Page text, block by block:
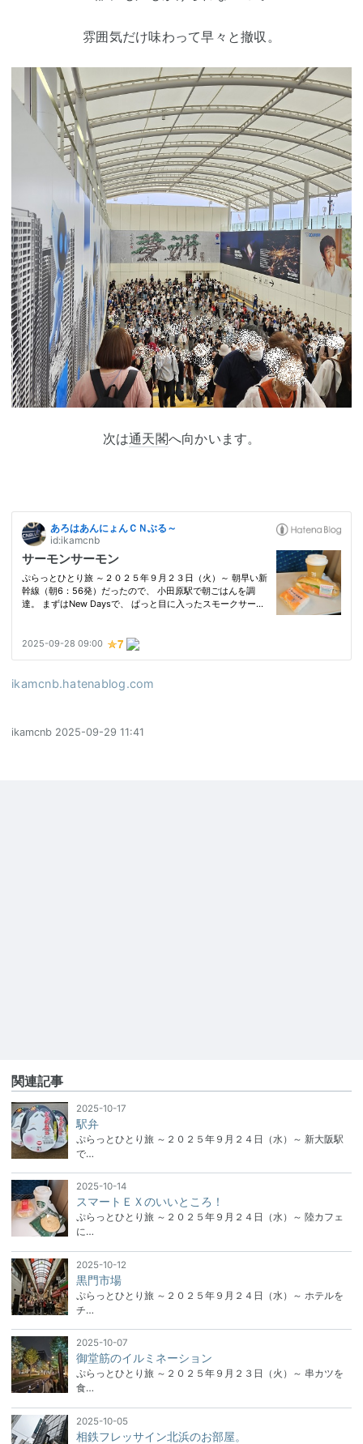
雰囲気だけ味わって早々と撤収。
次は通天閣へ向かいます。
ikamcnb.hatenablog.com
ikamcnb 2025-09-29 11:41
関連記事
2025-10-17
駅弁
ぷらっとひとり旅 ～２０２５年９月２４日（水）～ 新大阪駅
で…
2025-10-14
スマートＥＸのいいところ！
ぷらっとひとり旅 ～２０２５年９月２４日（水）～ 陸カフェ
に…
2025-10-12
黒門市場
ぷらっとひとり旅 ～２０２５年９月２４日（水）～ ホテルを
チ…
2025-10-07
御堂筋のイルミネーション
ぷらっとひとり旅 ～２０２５年９月２３日（火）～ 串カツを
食…
2025-10-05
相鉄フレッサイン北浜のお部屋。